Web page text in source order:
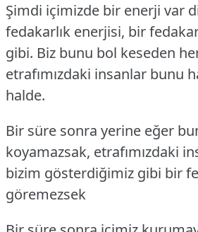
Şimdi içimizde bir enerji var
fedakarlık enerjisi, bir
gibi. Biz bunu bol keseden
etrafımızdaki insanlar bunu
halde.
Bir süre sonra yerine eğer
koyamazsak, etrafımızdaki
bizim gösterdiğimiz gibi bir
göremezsek